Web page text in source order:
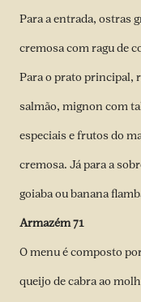
Para a entrada, ostras
cremosa com ragu de
Para o prato principal,
salmão, mignon com
especiais e frutos do
cremosa. Já para a
goiaba ou banana
Armazém 71
O menu é composto
queijo de cabra ao